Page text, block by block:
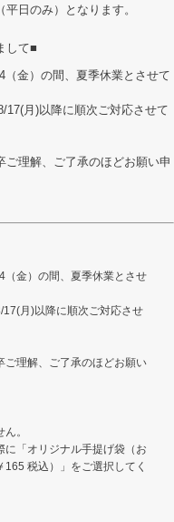
日のみ）となります。
して■
金）の間、夏季休業とさせて
17(月)以降に順次ご対応させて
ご理解、ご了承のほどお願い申
金）の間、夏季休業とさせ
月)以降に順次ご対応させ
ご理解、ご了承のほどお願い
。
に「オリジナル手提げ袋（お
税込）」をご選択してく